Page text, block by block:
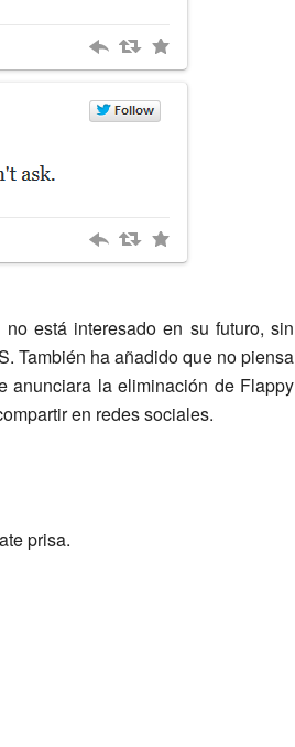
está interesado en su futuro, sin
También ha añadido que no piensa
anunciara la eliminación de Flappy
en redes sociales.
prisa.